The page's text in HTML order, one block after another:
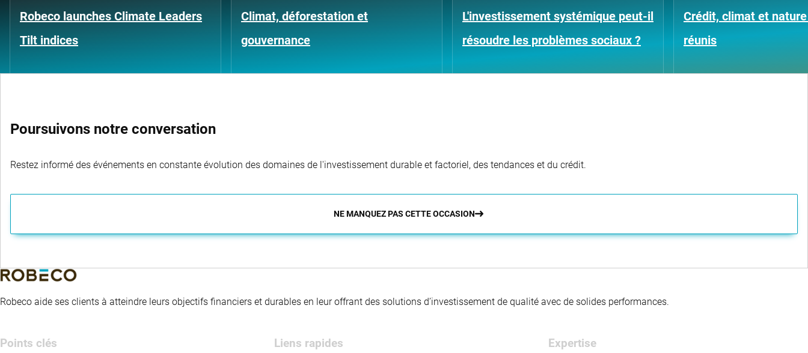
Robeco launches Climate Leaders
Tilt indices
Climat, déforestation et
gouvernance
L'investissement systémique peut-il
résoudre les problèmes sociaux ?
Crédit, climat et
réunis
Poursuivons notre conversation
Restez informé des événements en constante évolution des domaines de l'investissement durable et factoriel, des tendances et du crédit.
NE MANQUEZ PAS CETTE OCCASION
Robeco aide ses clients à atteindre leurs objectifs financiers et durables en leur offrant des solutions d’investissement de qualité avec de solides performances.
Points clés Liens rapides Expertise